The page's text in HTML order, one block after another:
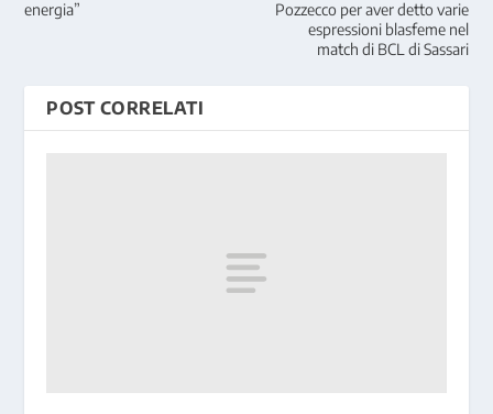
energia”
Pozzecco per aver detto varie
espressioni blasfeme nel
match di BCL di Sassari
POST CORRELATI